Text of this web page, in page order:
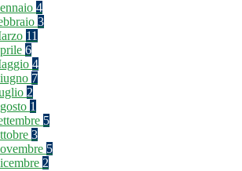
4
3
11
6
4
7
2
1
5
3
5
2